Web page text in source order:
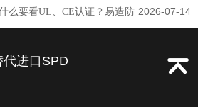
2026-07-14
么要看UL、CE认证？易造防
代进口SPD